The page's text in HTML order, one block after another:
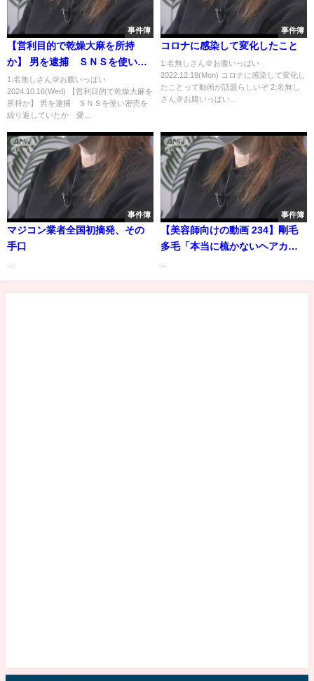
事件簿
【営利目的で乾燥大麻を所持
か】 男を逮捕 ＳＮＳを使い密
売を繰り返していたか 愛知県
警
1:名無しさん＠お腹いっぱい
2024.10.16(Wed) 【営利目的で乾燥大麻を
所持か】 男を逮捕 ＳＮＳを使い密売を
繰り返していたか 愛...
事件簿
コロナに感染して変化したこと
1:名無しさん＠お腹いっぱい
2022.12.19(Mon) コロナに感染して変化し
たことって動画が話題らしいぞ 2:名無し
さん＠お腹いっぱい...
事件簿
マジコン業者全国初摘発、その
手口
事件簿
【美容師向けの動画 234】剛毛
多毛「本当に梳かないヘアカッ
でボリュームの分散化「セニン
グ無し」japanese haircuts for